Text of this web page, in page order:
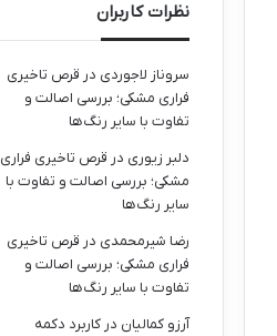
نظرات کاربران
سروناز لاجوردی در قرص تاخیری
فراری مشکی؛ بررسی اصالت و
تفاوت با سایر رنگ‌ها
دلبر زیوری در قرص تاخیری فراری
مشکی؛ بررسی اصالت و تفاوت با
سایر رنگ‌ها
رضا شیرمحمدی در قرص تاخیری
فراری مشکی؛ بررسی اصالت و
تفاوت با سایر رنگ‌ها
آرزو کمالیان در کاربرد دکمه